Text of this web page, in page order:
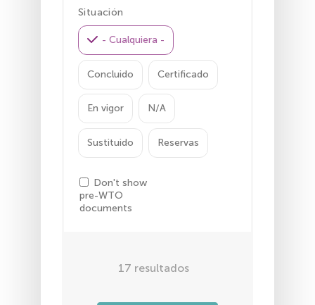
Situación
- Cualquiera -
Concluido Certificado
En vigor N/A
Sustituido Reservas
Don't show
pre-WTO
documents
17 resultados